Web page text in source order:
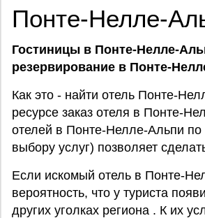
Понте-Нелле-
Гостиницы в Понте-Нелле-
резервирование в Понте-
Как это - найти отель Понте-
ресурсе заказ отеля в Понте-
отелей в Понте-Нелле-Альпи по
выбору услуг) позволяет
Если искомый отель в Понте-
вероятность, что у туриста
других уголках региона . К их